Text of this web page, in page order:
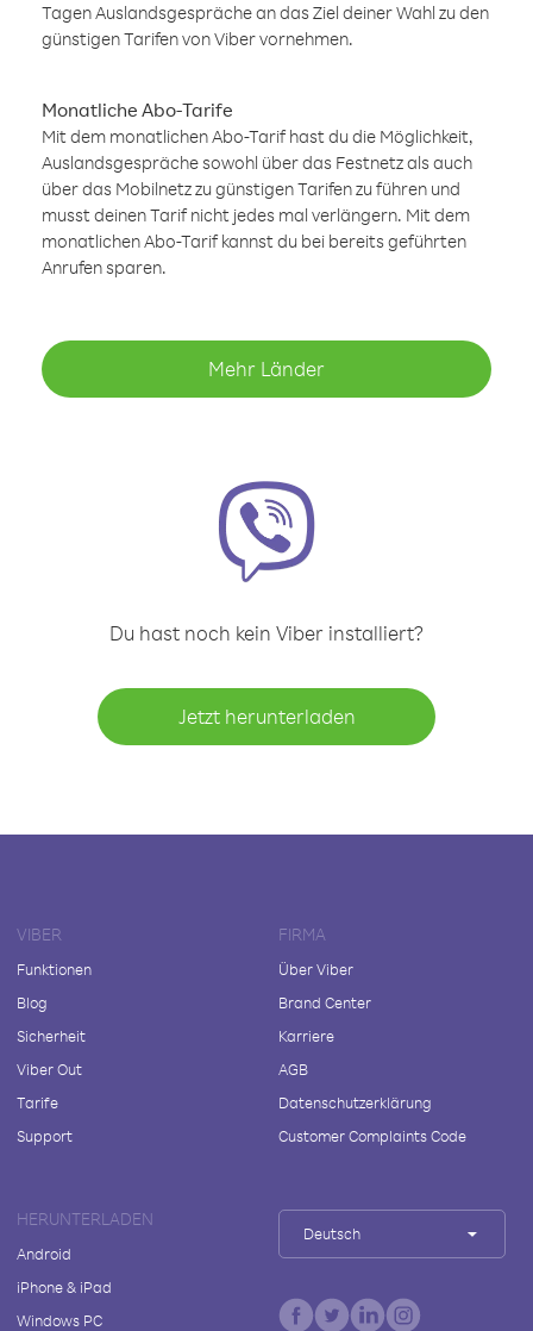
Tagen Auslandsgespräche an das Ziel deiner Wahl zu den
günstigen Tarifen von Viber vornehmen.
Monatliche Abo-Tarife
Mit dem monatlichen Abo-Tarif hast du die Möglichkeit,
Auslandsgespräche sowohl über das Festnetz als auch
über das Mobilnetz zu günstigen Tarifen zu führen und
musst deinen Tarif nicht jedes mal verlängern. Mit dem
monatlichen Abo-Tarif kannst du bei bereits geführten
Anrufen sparen.
Mehr Länder
Du hast noch kein Viber installiert?
Jetzt herunterladen
VIBER
Funktionen
Blog
Sicherheit
Viber Out
Tarife
Support
FIRMA
Über Viber
Brand Center
Karriere
AGB
Datenschutzerklärung
Customer Complaints Code
HERUNTERLADEN
Android
iPhone & iPad
Windows PC
Deutsch